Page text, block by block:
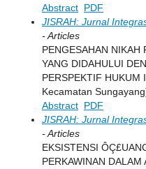
Abstract PDF
JISRAH: Jurnal
- Articles
PENGESAHAN NIKAH
YANG DIDAHULUI
PERSPEKTIF HUKUM
Kecamatan
Abstract PDF
JISRAH: Jurnal
- Articles
EKSISTENSI
PERKAWINAN DALAM